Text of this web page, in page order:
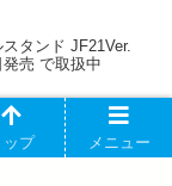
タンド JF21Ver.
売 で取扱中
ップ メニュー